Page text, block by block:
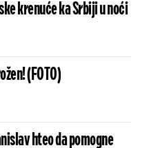
krenuće ka Srbiji u noći
(FOTO)
hteo da pomogne